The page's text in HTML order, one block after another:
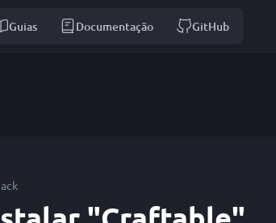
Guias Documentação GitHub